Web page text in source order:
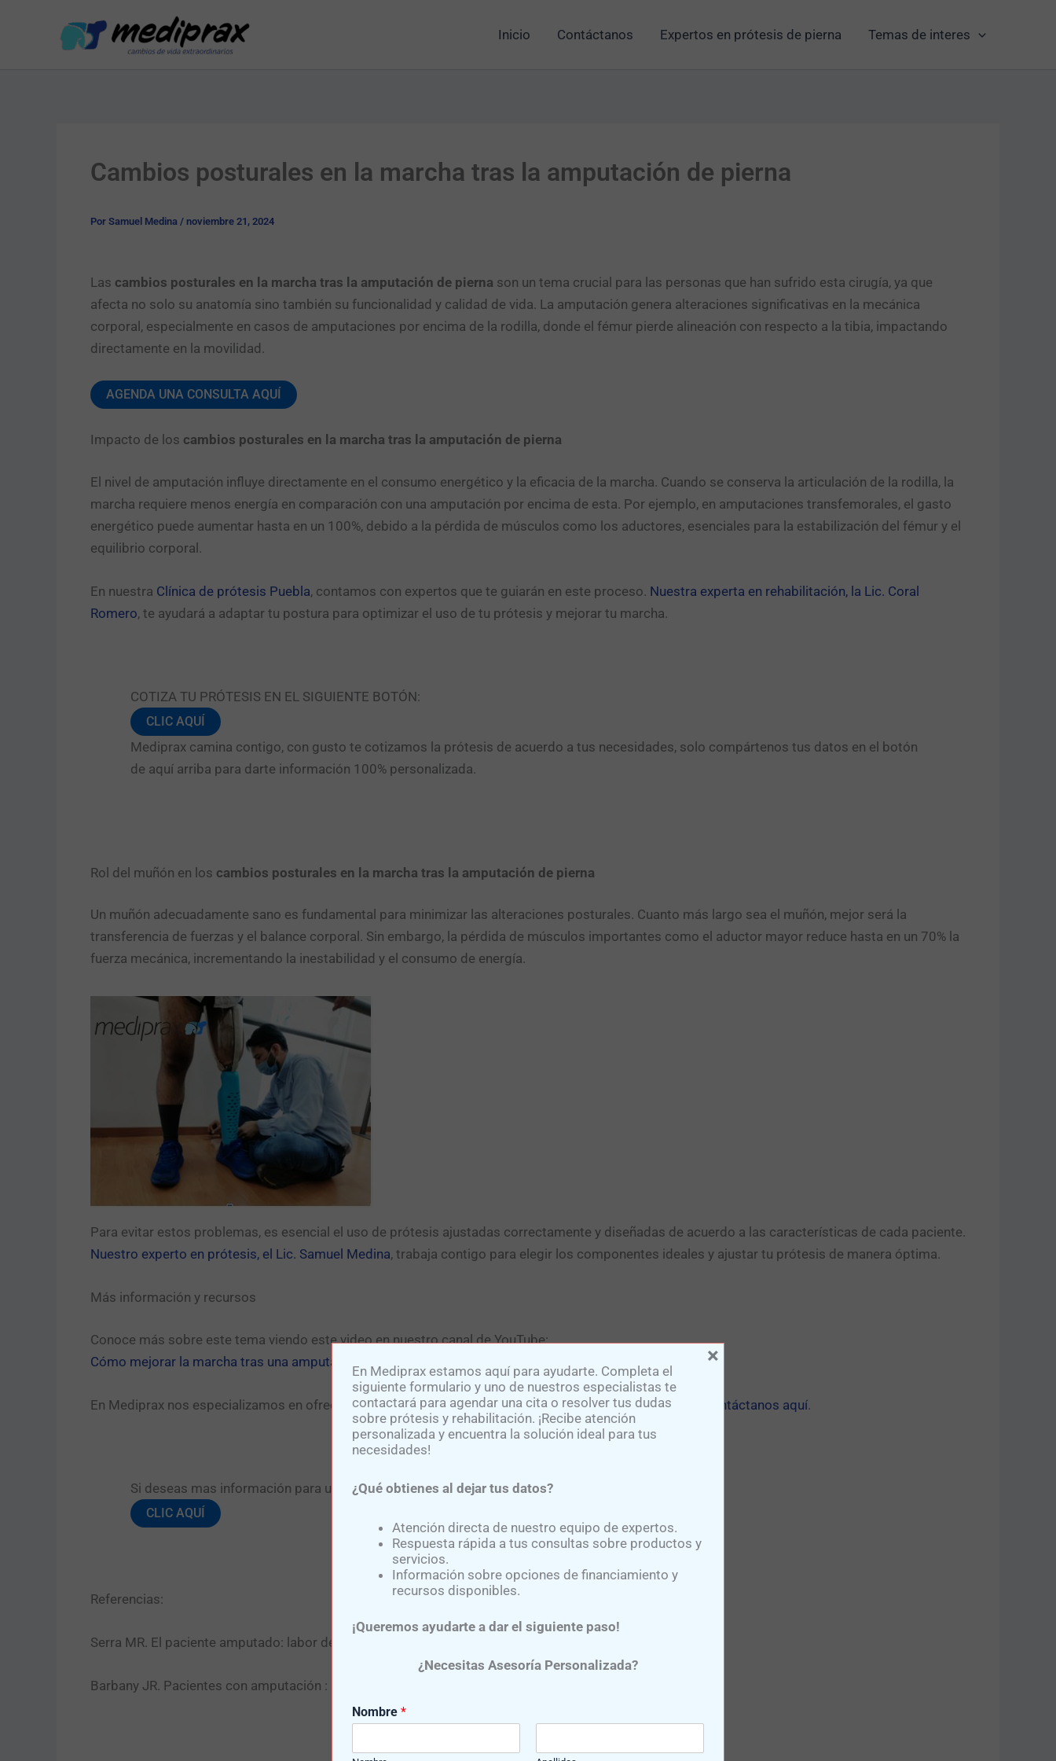
Inicio Contáctanos Expertos en prótesis de pierna Temas de interes
Cambios posturales en la marcha tras la amputación de pierna
Por Samuel Medina / noviembre 21, 2024
Las cambios posturales en la marcha tras la amputación de pierna son un tema crucial para las personas que han sufrido esta cirugía, ya que
afecta no solo su anatomía sino también su funcionalidad y calidad de vida. La amputación genera alteraciones significativas en la mecánica
corporal, especialmente en casos de amputaciones por encima de la rodilla, donde el fémur pierde alineación con respecto a la tibia, impactando
directamente en la movilidad.
AGENDA UNA CONSULTA AQUÍ
Impacto de los cambios posturales en la marcha tras la amputación de pierna
El nivel de amputación influye directamente en el consumo energético y la eficacia de la marcha. Cuando se conserva la articulación de la rodilla, la
marcha requiere menos energía en comparación con una amputación por encima de esta. Por ejemplo, en amputaciones transfemorales, el gasto
energético puede aumentar hasta en un 100%, debido a la pérdida de músculos como los aductores, esenciales para la estabilización del fémur y el
equilibrio corporal.
En nuestra Clínica de prótesis Puebla, contamos con expertos que te guiarán en este proceso. Nuestra experta en rehabilitación, la Lic. Coral
Romero, te ayudará a adaptar tu postura para optimizar el uso de tu prótesis y mejorar tu marcha.
COTIZA TU PRÓTESIS EN EL SIGUIENTE BOTÓN:
CLIC AQUÍ
Mediprax camina contigo, con gusto te cotizamos la prótesis de acuerdo a tus necesidades, solo compártenos tus datos en el botón
de aquí arriba para darte información 100% personalizada.
Rol del muñón en los cambios posturales en la marcha tras la amputación de pierna
Un muñón adecuadamente sano es fundamental para minimizar las alteraciones posturales. Cuanto más largo sea el muñón, mejor será la
transferencia de fuerzas y el balance corporal. Sin embargo, la pérdida de músculos importantes como el aductor mayor reduce hasta en un 70% la
fuerza mecánica, incrementando la inestabilidad y el consumo de energía.
Para evitar estos problemas, es esencial el uso de prótesis ajustadas correctamente y diseñadas de acuerdo a las características de cada paciente.
Nuestro experto en prótesis, el Lic. Samuel Medina, trabaja contigo para elegir los componentes ideales y ajustar tu prótesis de manera óptima.
Más información y recursos
Conoce más sobre este tema viendo este video en nuestro canal de YouTube:
Cómo mejorar la marcha tras una amputación
En Mediprax nos especializamos en ofrecer soluciones personalizadas. Para cualquier duda o consulta, contáctanos aquí.
Si deseas mas información para una prótesis da clic al siguiente botón:​
CLIC AQUÍ
Referencias:
Serra MR. El paciente amputado: labor de equipo. Barcelona: Springer- Verlag; 2011.
Barbany JR. Pacientes con amputación : Paidotribo; 2009.
En Mediprax estamos aquí para ayudarte. Completa el
siguiente formulario y uno de nuestros especialistas te
contactará para agendar una cita o resolver tus dudas
sobre prótesis y rehabilitación. ¡Recibe atención
personalizada y encuentra la solución ideal para tus
necesidades!
¿Qué obtienes al dejar tus datos?
Atención directa de nuestro equipo de expertos.
Respuesta rápida a tus consultas sobre productos y
servicios.
Información sobre opciones de financiamiento y
recursos disponibles.
¡Queremos ayudarte a dar el siguiente paso!
¿Necesitas Asesoría Personalizada?
Nombre *
×